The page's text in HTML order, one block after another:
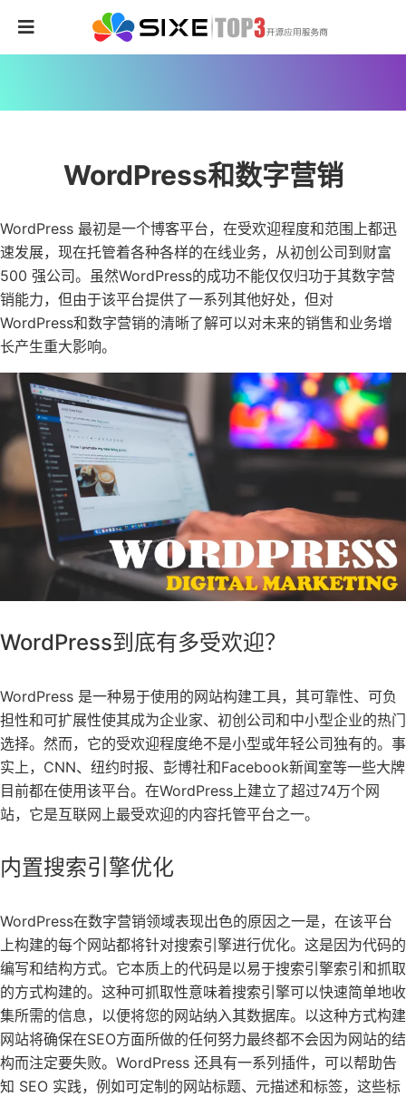
WordPress和数字营销
WordPress 最初是一个博客平台，在受欢迎程度和范围上都迅
速发展，现在托管着各种各样的在线业务，从初创公司到财富
500 强公司。虽然WordPress的成功不能仅仅归功于其数字营
销能力，但由于该平台提供了一系列其他好处，但对
WordPress和数字营销的清晰了解可以对未来的销售和业务增
长产生重大影响。
WordPress到底有多受欢迎？
WordPress 是一种易于使用的网站构建工具，其可靠性、可负
担性和可扩展性使其成为企业家、初创公司和中小型企业的热门
选择。然而，它的受欢迎程度绝不是小型或年轻公司独有的。事
实上，CNN、纽约时报、彭博社和Facebook新闻室等一些大牌
目前都在使用该平台。在WordPress上建立了超过74万个网
站，它是互联网上最受欢迎的内容托管平台之一。
内置搜索引擎优化
WordPress在数字营销领域表现出色的原因之一是，在该平台
上构建的每个网站都将针对搜索引擎进行优化。这是因为代码的
编写和结构方式。它本质上的代码是以易于搜索引擎索引和抓取
的方式构建的。这种可抓取性意味着搜索引擎可以快速简单地收
集所需的信息，以便将您的网站纳入其数据库。以这种方式构建
网站将确保在SEO方面所做的任何努力最终都不会因为网站的结
构而注定要失败。WordPress 还具有一系列插件，可以帮助告
知 SEO 实践，例如可定制的网站标题、元描述和标签，这些标